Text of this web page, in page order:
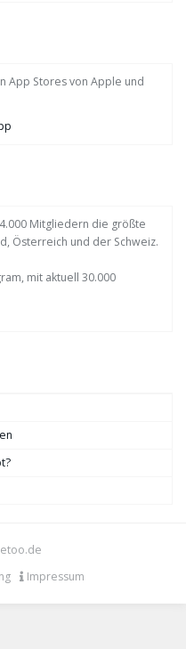
App Stores von Apple und
Mitgliedern die größte
Österreich und der Schweiz.
mit aktuell 30.000
Impressum